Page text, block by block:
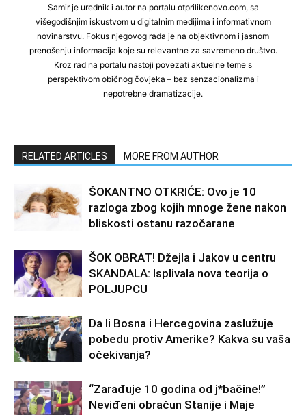
Samir je urednik i autor na portalu otprilikenovo.com, sa
višegodišnjim iskustvom u digitalnim medijima i informativnom
novinarstvu. Fokus njegovog rada je na objektivnom i jasnom
prenošenju informacija koje su relevantne za savremeno društvo.
Kroz rad na portalu nastoji povezati aktuelne teme s
perspektivom običnog čovjeka – bez senzacionalizma i
nepotrebne dramatizacije.
RELATED ARTICLES MORE FROM AUTHOR
ŠOKANTNO OTKRIĆE: Ovo je 10
razloga zbog kojih mnoge žene nakon
bliskosti ostanu razočarane
ŠOK OBRAT! Džejla i Jakov u centru
SKANDALA: Isplivala nova teorija o
POLJUPCU
Da li Bosna i Hercegovina zaslužuje
pobedu protiv Amerike? Kakva su vaša
očekivanja?
“Zarađuje 10 godina od j*bačine!”
Neviđeni obračun Stanije i Maje